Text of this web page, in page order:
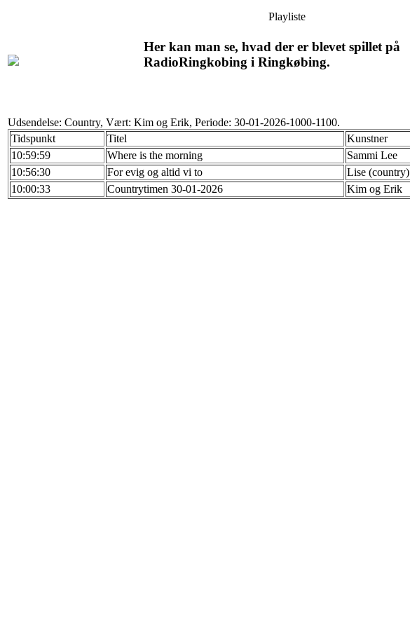
Playliste
Her kan man se, hvad der er blevet spillet på
RadioRingkobing i Ringkøbing.
Udsendelse: Country, Vært: Kim og Erik, Periode: 30-01-2026-1000-1100.
Tidspunkt
Titel Kunstner
10:59:59
Where is the morning Sammi Lee
10:56:30
For evig og altid vi to Lise (country)
10:00:33
Countrytimen 30-01-2026 Kim og Erik